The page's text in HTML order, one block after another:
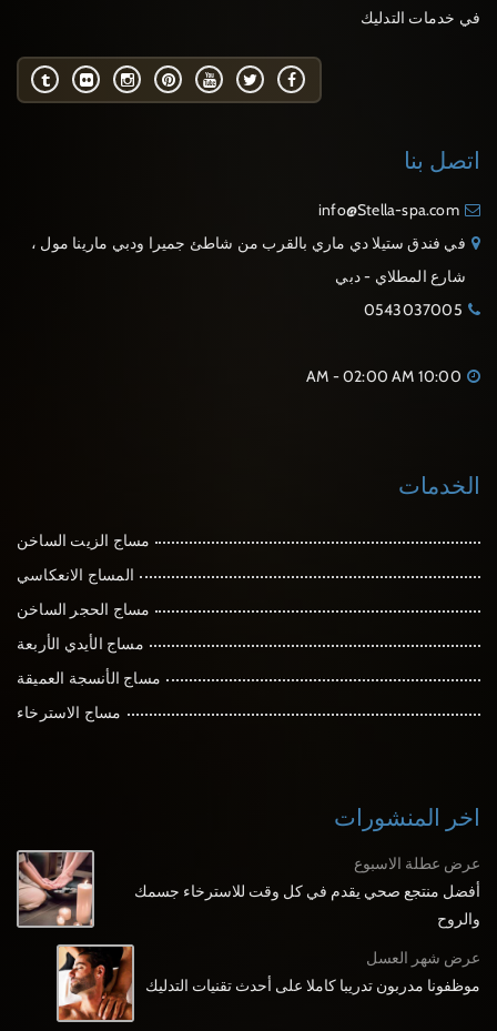
في خدمات التدليك
اتصل بنا
info@Stella-spa.com
في فندق ستيلا دي ماري بالقرب من شاطئ جميرا ودبي مارينا مول ،
شارع المطلاي - دبي
0543037005
10:00 AM - 02:00 AM
الخدمات
مساج الزيت الساخن
المساج الانعكاسي
مساج الحجر الساخن
مساج الأيدي الأربعة
مساج الأنسجة العميقة
مساج الاسترخاء
اخر المنشورات
عرض عطلة الاسبوع
أفضل منتجع صحي يقدم في كل وقت للاسترخاء جسمك
والروح
عرض شهر العسل
موظفونا مدربون تدريبا كاملا على أحدث تقنيات التدليك